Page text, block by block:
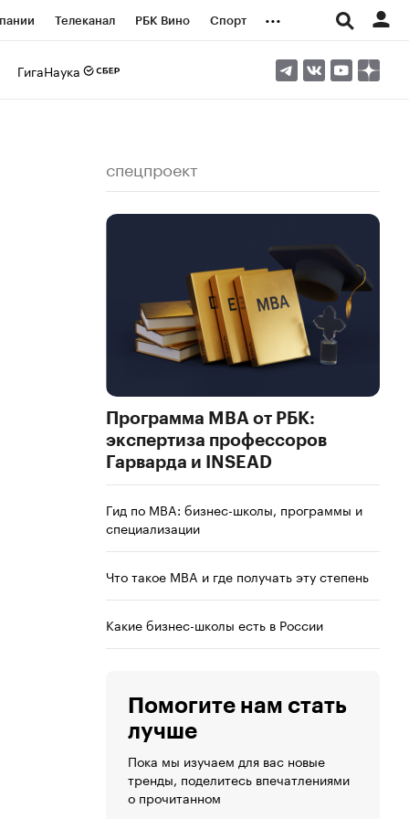
Телеканал РБК Вино Спорт ...
ГигаНаука
спецпроект
Программа MBA от РБК:
экспертиза профессоров
Гарварда и INSEAD
Гид по MBA: бизнес-школы, программы и
специализации
Что такое MBA и где получать эту степень
Какие бизнес-школы есть в России
Помогите нам стать
лучше
Пока мы изучаем для вас новые
тренды, поделитесь впечатлениями
о прочитанном